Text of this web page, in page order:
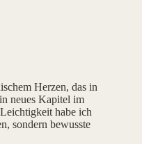
Herzen, das in
neues Kapitel im
habe ich
sondern bewusste